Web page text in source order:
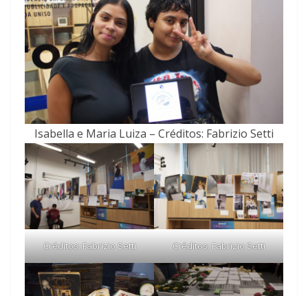
Isabella e Maria Luiza – Créditos: Fabrizio Setti
Créditos: Fabrizio Setti Créditos: Fabrizio Setti